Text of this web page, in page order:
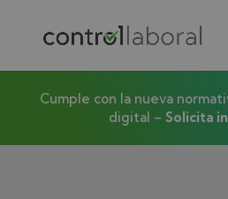
Cumple con la nueva
digital –Solicita